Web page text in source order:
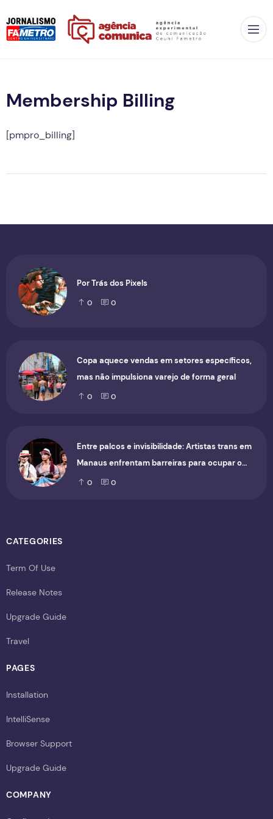
Membership Billing
[pmpro_billing]
Por Trás dos Pixels
0 0
Copa aquece vendas em setores específicos,
mas não impulsiona varejo de forma geral
0 0
Entre palcos e invisibilidade: Artistas trans em
Manaus enfrentam barreiras para ocupar o
cenário cultural
0 0
CATEGORIES
Term Of Use
Release Notes
Upgrade Guide
Travel
PAGES
Installation
IntelliSense
Browser Support
Upgrade Guide
COMPANY